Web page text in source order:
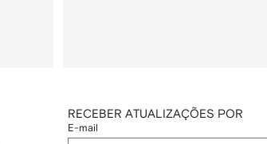
RECEBER ATUALIZAÇÕES POR
E-mail